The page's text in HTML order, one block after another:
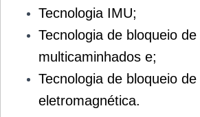
Tecnologia IMU;
Tecnologia de bloqueio
multicaminhados e;
Tecnologia de bloqueio
eletromagnética.